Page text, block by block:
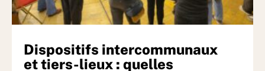
Dispositifs intercommunaux
et tiers-lieux : quelles